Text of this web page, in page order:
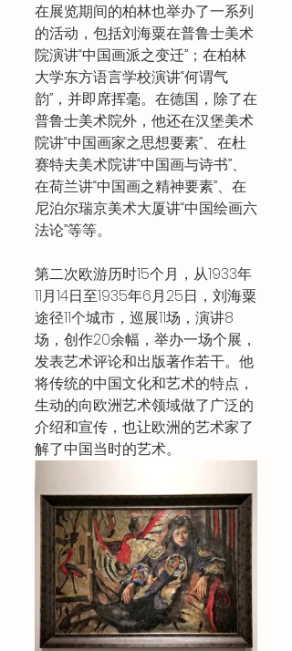
在展览期间的柏林也举办了一系列
的活动，包括刘海粟在普鲁士美术
院演讲“中国画派之变迁”；在柏林
大学东方语言学校演讲“何谓气
韵”，并即席挥毫。在德国，除了在
普鲁士美术院外，他还在汉堡美术
院讲“中国画家之思想要素”、在杜
赛特夫美术院讲“中国画与诗书”、
在荷兰讲“中国画之精神要素”、在
尼泊尔瑞京美术大厦讲“中国绘画六
法论”等等。
第二次欧游历时15个月，从1933年
11月14日至1935年6月25日，刘海粟
途径11个城市，巡展11场，演讲8
场，创作20余幅，举办一场个展，
发表艺术评论和出版著作若干。他
将传统的中国文化和艺术的特点，
生动的向欧洲艺术领域做了广泛的
介绍和宣传，也让欧洲的艺术家了
解了中国当时的艺术。